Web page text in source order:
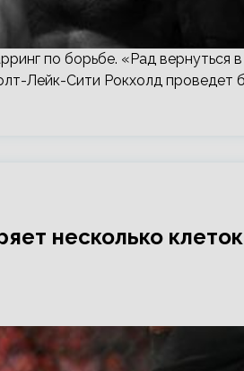
по борьбе. «Рад вернуться
Лейк-Сити Рокхолд проведет
несколько клеток